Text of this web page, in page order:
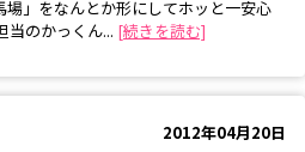
場」をなんとか形にしてホッと一安心
当のかっくん... [続きを読む]
2012年04月20日